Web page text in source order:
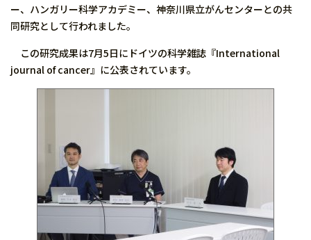
ー、ハンガリー科学アカデミー、神奈川県立がんセンターとの共
同研究として行われました。
この研究成果は7月5日にドイツの科学雑誌『International
journal of cancer』に公表されています。